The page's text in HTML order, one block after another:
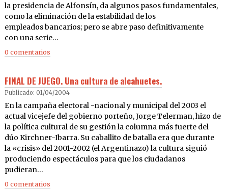
la presidencia de Alfonsín, da algunos pasos fundamentales,
como la eliminación de la estabilidad de los
empleados bancarios; pero se abre paso definitivamente
con una serie…
0 comentarios
FINAL DE JUEGO. Una cultura de alcahuetes.
Publicado: 01/04/2004
En la campaña electoral -nacional y municipal del 2003 el
actual vicejefe del gobierno porteño, Jorge Telerman, hizo de
la política cultural de su gestión la columna más fuerte del
dúo Kirchner-Ibarra. Su caballito de batalla era que durante
la «crisis» del 2001-2002 (el Argentinazo) la cultura siguió
produciendo espectáculos para que los ciudadanos
pudieran…
0 comentarios